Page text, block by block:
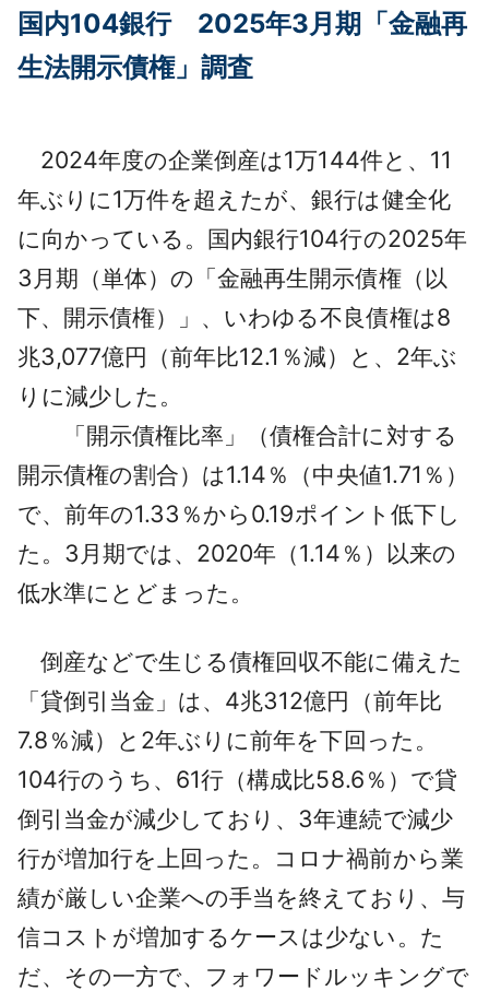
よくあるご質問
国内104銀行 2025年3月期「金融再
生法開示債権」調査
2024年度の企業倒産は1万144件と、11
年ぶりに1万件を超えたが、銀行は健全化
に向かっている。国内銀行104行の2025年
3月期（単体）の「金融再生開示債権（以
下、開示債権）」、いわゆる不良債権は8
兆3,077億円（前年比12.1％減）と、2年ぶ
りに減少した。
「開示債権比率」（債権合計に対する
開示債権の割合）は1.14％（中央値1.71％）
で、前年の1.33％から0.19ポイント低下し
た。3月期では、2020年（1.14％）以来の
低水準にとどまった。
倒産などで生じる債権回収不能に備えた
「貸倒引当金」は、4兆312億円（前年比
7.8％減）と2年ぶりに前年を下回った。
104行のうち、61行（構成比58.6％）で貸
倒引当金が減少しており、3年連続で減少
行が増加行を上回った。コロナ禍前から業
績が厳しい企業への手当を終えており、与
信コストが増加するケースは少ない。た
だ、その一方で、フォワードルッキングで